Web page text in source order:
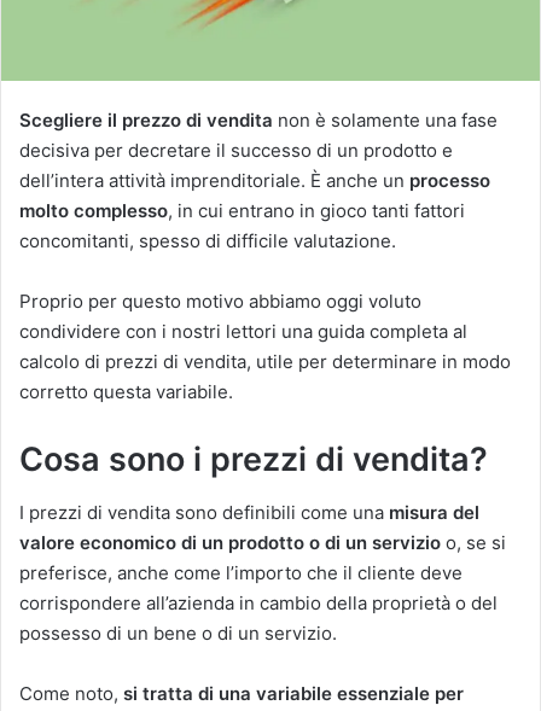
Scegliere il prezzo di vendita non è solamente una fase
decisiva per decretare il successo di un prodotto e
dell’intera attività imprenditoriale. È anche un processo
molto complesso, in cui entrano in gioco tanti fattori
concomitanti, spesso di difficile valutazione.
Proprio per questo motivo abbiamo oggi voluto
condividere con i nostri lettori una guida completa al
calcolo di prezzi di vendita, utile per determinare in modo
corretto questa variabile.
Cosa sono i prezzi di vendita?
I prezzi di vendita sono definibili come una misura del
valore economico di un prodotto o di un servizio o, se si
preferisce, anche come l’importo che il cliente deve
corrispondere all’azienda in cambio della proprietà o del
possesso di un bene o di un servizio.
Come noto, si tratta di una variabile essenziale per